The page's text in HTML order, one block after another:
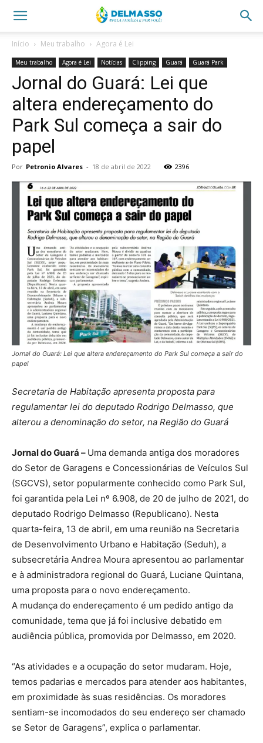
Início Meu trabalho Agora é Lei
Meu trabalho Agora é Lei Notícias Clipping Guará Guará Park
Jornal do Guará: Lei que
altera endereçamento do
Park Sul começa a sair do
papel
Por Petronio Alvares - 18 de abril de 2022 2396
Jornal do Guará: Lei que altera endereçamento do Park Sul começa a sair do
papel
Secretaria de Habitação apresenta proposta para
regulamentar lei do deputado Rodrigo Delmasso, que
alterou a denominação do setor, na Região do Guará
Jornal do Guará – Uma demanda antiga dos moradores
do Setor de Garagens e Concessionárias de Veículos Sul
(SGCVS), setor popularmente conhecido como Park Sul,
foi garantida pela Lei nº 6.908, de 20 de julho de 2021, do
deputado Rodrigo Delmasso (Republicano). Nesta
quarta-feira, 13 de abril, em uma reunião na Secretaria
de Desenvolvimento Urbano e Habitação (Seduh), a
subsecretária Andrea Moura apresentou ao parlamentar
e à administradora regional do Guará, Luciane Quintana,
uma proposta para o novo endereçamento.
A mudança do endereçamento é um pedido antigo da
comunidade, tema que já foi inclusive debatido em
audiência pública, promovida por Delmasso, em 2020.
“As atividades e a ocupação do setor mudaram. Hoje,
temos padarias e mercados para atender aos habitantes,
em proximidade às suas residências. Os moradores
sentiam-se incomodados do seu endereço ser chamado
se Setor de Garagens”, explica o parlamentar.